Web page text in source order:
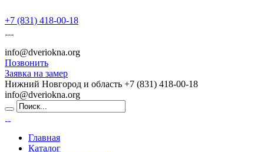
+7 (831) 418-00-18
info@dveriokna.org
Позвонить
Заявка на замер
Нижний Новгород и область +7 (831) 418-00-18
info@dveriokna.org
Главная
Каталог